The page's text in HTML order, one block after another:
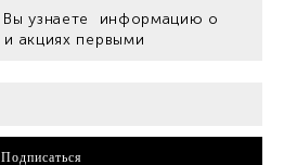
Вы узнаете информацию о
и акциях первыми
Подписаться